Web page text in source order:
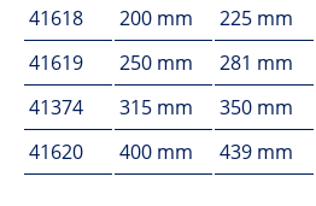
41618
200 mm 225 mm
41619
250 mm 281 mm
41374
315 mm 350 mm
41620
400 mm 439 mm